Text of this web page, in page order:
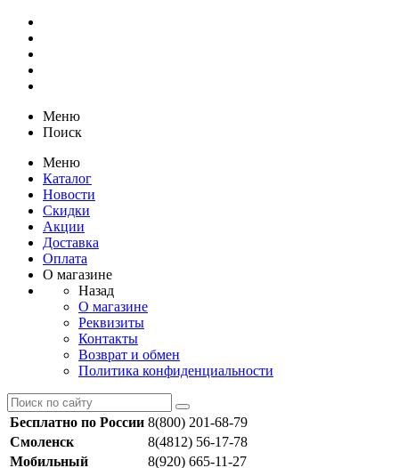
Меню
Поиск
Меню
Каталог
Новости
Скидки
Акции
Доставка
Оплата
О магазине
Назад
О магазине
Реквизиты
Контакты
Возврат и обмен
Политика конфиденциальности
Бесплатно по России 8(800) 201-68-79
Смоленск
8(4812) 56-17-78
Мобильный
8(920) 665-11-27